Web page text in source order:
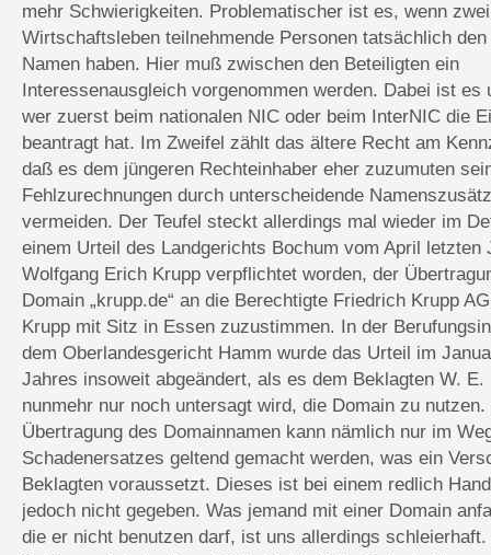
mehr Schwierigkeiten. Problematischer ist es, wenn
Wirtschaftsleben teilnehmende Personen tatsächlich
Namen haben. Hier muß zwischen den Beteiligten ein
Interessenausgleich vorgenommen werden. Dabei ist es
wer zuerst beim nationalen NIC oder beim InterNIC die
beantragt hat. Im Zweifel zählt das ältere Recht am
daß es dem jüngeren Rechteinhaber eher zuzumuten
Fehlzurechnungen durch unterscheidende
vermeiden. Der Teufel steckt allerdings mal wieder im
einem Urteil des Landgerichts Bochum vom April letzten
Wolfgang Erich Krupp verpflichtet worden, der
Domain „krupp.de“ an die Berechtigte Friedrich Krupp
Krupp mit Sitz in Essen zuzustimmen. In der
dem Oberlandesgericht Hamm wurde das Urteil im
Jahres insoweit abgeändert, als es dem Beklagten W. E.
nunmehr nur noch untersagt wird, die Domain zu nutzen.
Übertragung des Domainnamen kann nämlich nur im
Schadenersatzes geltend gemacht werden, was ein
Beklagten voraussetzt. Dieses ist bei einem redlich
jedoch nicht gegeben. Was jemand mit einer Domain
die er nicht benutzen darf, ist uns allerdings schleierhaft.